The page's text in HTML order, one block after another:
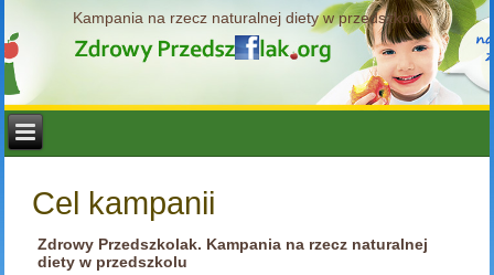
Kampania na rzecz naturalnej diety w przedszkolu
Cel kampanii
Zdrowy Przedszkolak. Kampania na rzecz naturalnej
diety w przedszkolu